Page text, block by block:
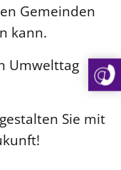
Gemeinden
kann.
Umwelttag
Sie mit